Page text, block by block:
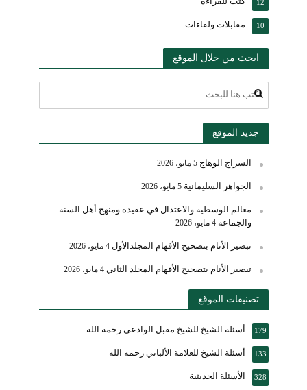
12
مقابلات ولقاءات 10
ابحث من خلال الموقع
جديد الموقع
السراج الوهاج 5 مايو، 2026
الجواهر السليمانية 5 مايو، 2026
معالم الوسطية والاعتدال في عقيدة ومنهج أهل السنة
والجماعة 4 مايو، 2026
تبصير الأنام بتصحيح الأفهام المجلدالأول 4 مايو، 2026
تبصير الأنام بتصحيح الأفهام المجلد الثاني 4 مايو، 2026
تصنيفات الموقع
أسئلة الشيخ للشيخ مقبل الوادعي رحمه الله 179
أسئلة الشيخ للعلامة الألباني رحمه الله 133
الأسئلة الحديثية 328